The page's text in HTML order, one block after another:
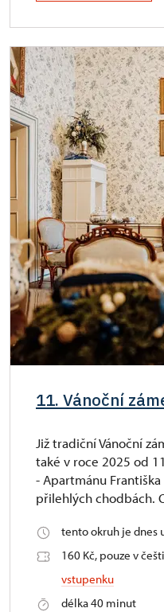
11. Vánoční
Již tradiční Vánoční
také v roce 2025 od
- Apartmánu
přilehlých chodbách.
tento okruh je dnes
160 Kč, pouze v
vstupenku
délka 40 minut